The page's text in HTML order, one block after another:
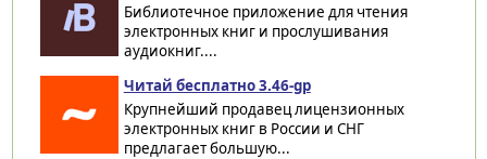
Библиотечное приложение для чтения
электронных книг и прослушивания
аудиокниг....
Читай бесплатно 3.46-gp
Крупнейший продавец лицензионных
электронных книг в России и СНГ
предлагает большую...